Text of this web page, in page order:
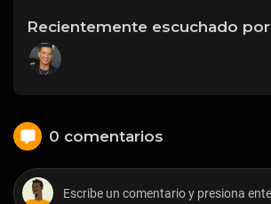
Recientemente escuchado por
0 comentarios